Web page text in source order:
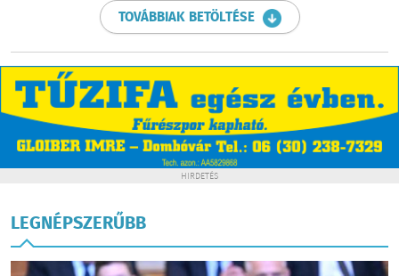
TOVÁBBIAK BETÖLTÉSE
HIRDETÉS
LEGNÉPSZERŰBB